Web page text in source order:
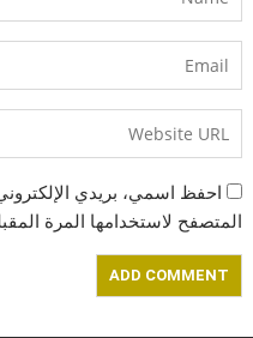
احفظ اسمي، بريدي
المتصفح لاستخدامها المرة